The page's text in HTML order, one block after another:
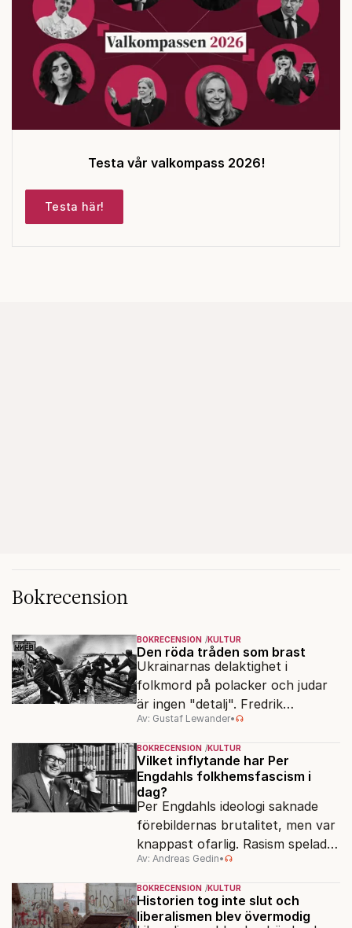
Testa vår valkompass 2026!
Testa här!
Bokrecension
BOKRECENSION KULTUR
Den röda tråden som brast
Ukrainarnas delaktighet i
folkmord på polacker och judar
är ingen "detalj". Fredrik
Segerfeldts iver att skildra den
ryska imperialismen leder till en
förenklad bild av historien.
Av: Gustaf Lewander•
BOKRECENSION KULTUR
Vilket inflytande har Per
Engdahls folkhemsfascism i
dag?
Per Engdahls ideologi saknade
förebildernas brutalitet, men var
knappast ofarlig. Rasism spelades
ned i förmån för "kultur". Känns
det igen?
Av: Andreas Gedin•
BOKRECENSION KULTUR
Historien tog inte slut och
liberalismen blev övermodig